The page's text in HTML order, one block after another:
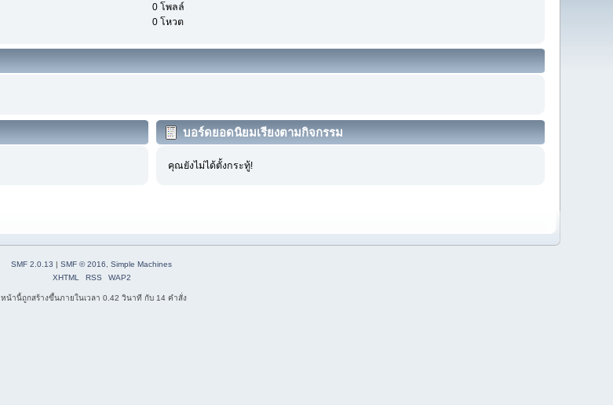
0 โพลล์
0 โหวต
บอร์ดยอดนิยมเรียงตามกิจกรรม
คุณยังไม่ได้ตั้งกระทู้!
SMF 2.0.13 | SMF © 2016
Simple Machines
XHTML
RSS WAP2
หน้านี้ถูกสร้างขึ้นภายในเวลา 0.42 วินาที กับ 14 คำสั่ง